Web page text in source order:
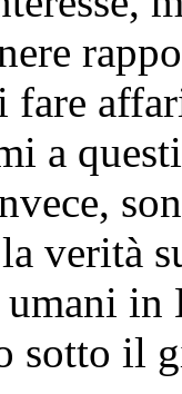
a
verità
sotto il